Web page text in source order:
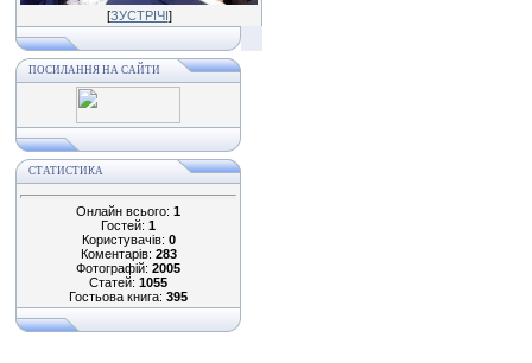
[ЗУСТРІЧІ]
ПОСИЛАННЯ НА САЙТИ
СТАТИСТИКА
Онлайн всього: 1
Гостей: 1
Користувачів: 0
Коментарів: 283
Фотографій: 2005
Статей: 1055
Гостьова книга: 395